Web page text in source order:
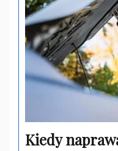
Kiedy